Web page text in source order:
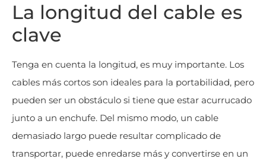
La longitud del cable es
clave
Tenga en cuenta la longitud, es muy importante. Los
cables más cortos son ideales para la portabilidad, pero
pueden ser un obstáculo si tiene que estar acurrucado
junto a un enchufe. Del mismo modo, un cable
demasiado largo puede resultar complicado de
transportar, puede enredarse más y convertirse en un